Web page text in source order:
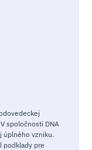
spoločnosti DNA
úplného vzniku.
podklady pre